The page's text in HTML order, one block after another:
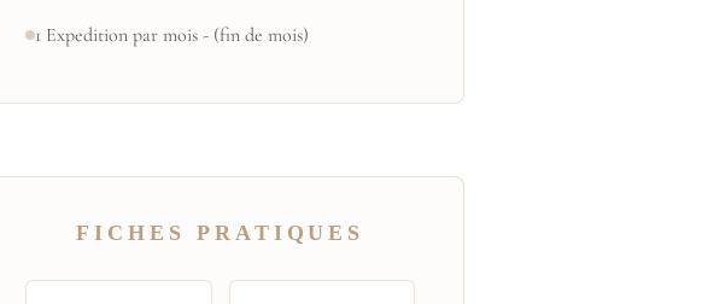
1 Expedition par mois - (fin de mois)
FICHES PRATIQUES